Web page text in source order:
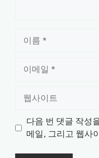
트
다음 번 댓글 작성
메일, 그리고 웹사